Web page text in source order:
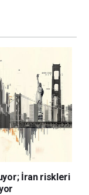
İran riskleri